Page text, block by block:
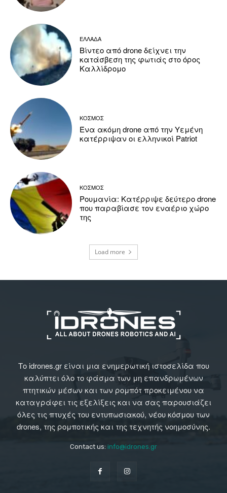
ΕΛΛΑΔΑ
Βίντεο από drone δείχνει την
κατάσβεση της φωτιάς στο όρος
Καλλίδρομο
ΚΟΣΜΟΣ
Ένα ακόμη drone από την Υεμένη
κατέρριψαν οι ελληνικοί Patriot
ΚΟΣΜΟΣ
Ρουμανία: Κατέρριψε δεύτερο drone
που παραβίασε τον εναέριο χώρο
της
Load more
Το idrones.gr είναι μια ενημερωτική ιστοσελίδα που
καλύπτει όλο το φάσμα των μη επανδρωμένων
πτητικών μέσων και των ρομπότ προκειμένου να
καταγράφει τις εξελίξεις και να σας παρουσιάζει
όλες τις πτυχές του εντυπωσιακού, νέου κόσμου των
drones, της ρομποτικής και της τεχνητής νοημοσύνης.
Contact us: info@idrones.gr